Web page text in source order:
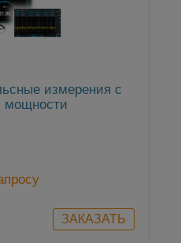
измерения с
мощности